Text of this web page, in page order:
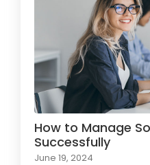
How to Manage
Successfully
June 19, 2024